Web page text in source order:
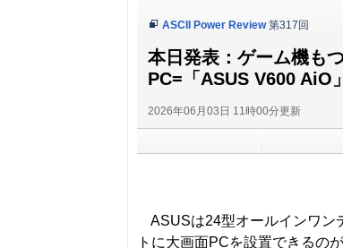
ASCII Power Review 第317回
本日発表：ゲーム機も
PC=「ASUS V600 AiO
2026年06月03日 11時00分更新
ASUSは24型オールインワン
トに大画面PCを設置できるの